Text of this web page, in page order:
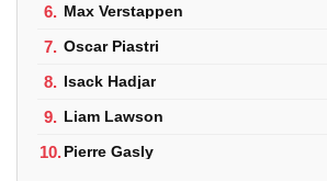
6. Max Verstappen
7. Oscar Piastri
8. Isack Hadjar
9. Liam Lawson
10.Pierre Gasly